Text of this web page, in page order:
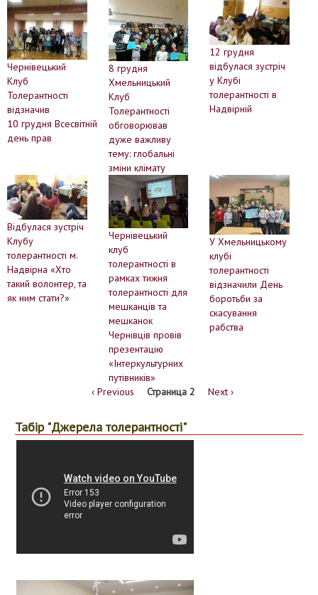
Чернівецький
Клуб
Толерантності
відзначив
10 грудня Всесвітній
день прав
8 грудня
Хмельницький
Клуб
Толерантності
обговорював
дуже важливу
тему: глобальні
зміни клімату
12 грудня
відбулася зустріч
у Клубі
толерантності в
Надвірній
Відбулася зустріч
Клубу
толерантності м.
Надвірна «Хто
такий волонтер, та
як ним стати?»
Чернівецький
клуб
толерантності в
рамках тижня
толерантності для
мешканців та
мешканок
Чернівців провів
презентацію
«Інтеркультурних
путівників»
У Хмельницькому
клубі
толерантності
відзначили День
боротьби за
скасування
рабства
страниц
←
‹ Previous Страница 2
Следующая
Next ›
Табір "Джерела толерантності"